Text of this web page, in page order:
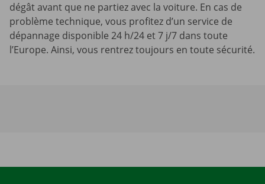
dégât avant que ne partiez avec la voiture. En cas de
problème technique, vous profitez d’un service de
dépannage disponible 24 h/24 et 7 j/7 dans toute
l’Europe. Ainsi, vous rentrez toujours en toute sécurité.